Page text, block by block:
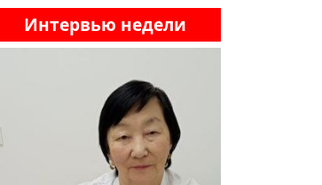
Интервью недели